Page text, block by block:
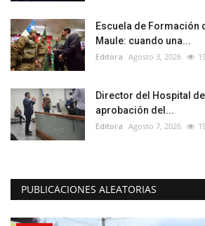
Escuela de Formación
Maule: cuando una...
Editora Agosto 3, 2026
Director del Hospital
aprobación del...
Editora Agosto 7, 2026
PUBLICACIONES ALEATORIAS